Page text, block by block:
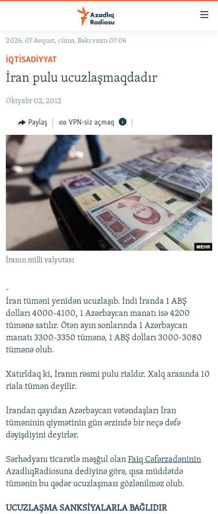
Əsas
qayıt
Əsas
naviqasiyaya
qayıt
GÜNDƏM
KORRUPSIOMETR
#ƏSLINDƏ
FƏRQƏ BAX
QANUNI DOĞRU
ARAŞDIRMA
MULTIMEDIA
VIDEO
FOTOQALEREYA
İNFOQRAFIKA
KARIKATURA
RADIO ARXIV
AZƏRBAYCAN ƏDƏBIYYATI KITABXANASI
İSLAM VƏ DEMOKRATIYA
İZ - MƏDƏNIYYƏT PROQRAMI
HAQQIMIZDA
PEŞƏ ETIKASI VƏ JURNALISTIKA STANDARTLARIMIZ
MATERIALLARIMIZDAN ISTIFADƏ
BIZIMLƏ ƏLAQƏ
XƏBƏR BÜLLETENLƏRIMIZ
BIZI IZLƏ
2026, 07 Avqust, cümə, Bakı vaxtı 07:06
İQTISADIYYAT
İran pulu ucuzlaşmaqdadır
Oktyabr 02, 2012
Paylaş VPN-siz açmaq
İranın milli valyutası
-
İran tüməni yenidən ucuzlaşıb. İndi İranda 1 ABŞ
dolları 4000-4100, 1 Azərbaycan manatı isə 4200
tümənə satılır. Ötən ayın sonlarında 1 Azərbaycan
manatı 3300-3350 tümənə, 1 ABŞ dolları 3000-3080
tümənə olub.
Xatırldaq ki, İranın rəsmi pulu rialdır. Xalq arasında 10
riala tümən deyilir.
İrandan qayıdan Azərbaycan vətəndaşları İran
tüməninin qiymətinin gün ərzində bir neçə dəfə
dəyişdiyini deyirlər.
Sərhədyanı ticarətlə məşğul olan Faiq Cəfərzadəninin
AzadlıqRadiosuna dediyinə görə, qısa müddətdə
tümənin bu qədər ucuzlaşması gözlənilməz olub.
UCUZLAŞMA SANKSİYALARLA BAĞLIDIR